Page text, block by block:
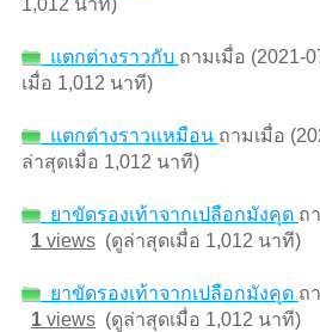
1,012 นาที)
แตกต่างราวกับ ถามเมื่อ (2021-
เมื่อ 1,012 นาที)
แตกต่างราวแหมือน ถามเมื่อ
ล่าสุดเมื่อ 1,012 นาที)
ยาขัดรองเท้าจากเปลือกมังคุด ถ
1views(ดูล่าสุดเมื่อ 1,012 นาที)
ยาขัดรองเท้าจากเปลือกมังคุด ถ
1views(ดูล่าสุดเมื่อ 1,012 นาที)